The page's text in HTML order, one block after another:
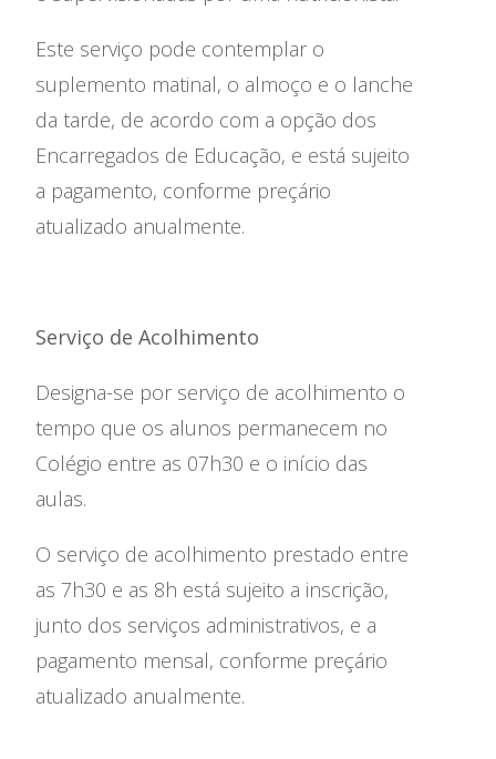
Ano Letivo
Admissão
Informações
Este serviço pode contemplar o
suplemento matinal, o almoço e o lanche
da tarde, de acordo com a opção dos
Encarregados de Educação, e está sujeito
a pagamento, conforme preçário
atualizado anualmente.
Serviço de Acolhimento
Designa-se por serviço de acolhimento o
tempo que os alunos permanecem no
Colégio entre as 07h30 e o início das
aulas.
O serviço de acolhimento prestado entre
as 7h30 e as 8h está sujeito a inscrição,
junto dos serviços administrativos, e a
pagamento mensal, conforme preçário
atualizado anualmente.